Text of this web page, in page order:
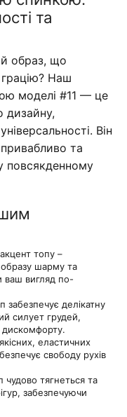
та
образ, що
Наш
моделі #11 — це
дизайну,
Він
та
повсякденному
топу –
образу шарму та
ваш вигляд по-
делікатну
силует грудей,
дискомфорту.
еластичних
свободу рухів
чудово тягнеться та
забезпечуючи